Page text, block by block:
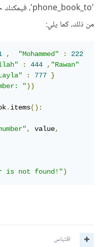
من ذلك، كما يلي:
, "Mohammed" :
222
: 444 ,"Rawan"
: 777
}
"))
.items():
, value,
is not found!")
اقتباس